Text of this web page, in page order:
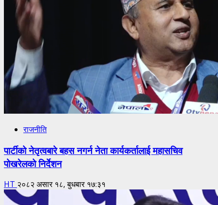
राजनीति
पार्टीको नेतृत्वबारे बहस नगर्न नेता कार्यकर्तालाई महासचिव
पोखरेलको निर्देशन
HT २०८२ असार १८, बुधबार १७:३१